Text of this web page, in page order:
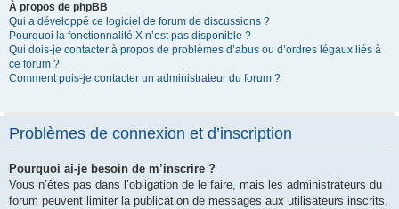
À propos de phpBB
Qui a développé ce logiciel de forum de discussions ?
Pourquoi la fonctionnalité X n’est pas disponible ?
Qui dois-je contacter à propos de problèmes d’abus ou d’ordres légaux liés à
ce forum ?
Comment puis-je contacter un administrateur du forum ?
Problèmes de connexion et d’inscription
Pourquoi ai-je besoin de m’inscrire ?
Vous n’êtes pas dans l’obligation de le faire, mais les administrateurs du
forum peuvent limiter la publication de messages aux utilisateurs inscrits.